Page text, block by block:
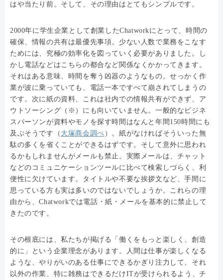
はや当たり前。そして、その理由はとてもシンプルです。
2000年に学生企業として創業したChatworkにとって、時間の
確保、情報の共有は最優先事項。少ない人数で業務をこなす
ためには、究極の効率化を図っていく必要がありました。し
かし電話などはこちらの都合など関係なくかかってきます。
それはある意味、時間を奪う凶器のようなもの。せっかく作
業が波に乗っていても、電話一本ですべて崩されてしまうの
です。次に紙の資料、これは社内での情報共有ができず、ア
ウトソーシング（※）にも向いていません。一般的なビジネ
スパーソンが資料やモノを探す時間はなんと年間150時間にも
及ぶそうです（ 大塚商会調べ ）。紙がなければそういった無
駄の多くを省くことができるはずです。そして意外に思われ
るかもしれませんがメールも禁止。実際メールは、チャット
などのコミュニケーションツールに比べて検索しづらく、利
便性に欠けています。タイトルや不要な挨拶文など、手間に
思っている方も実は多いのではないでしょうか。これらの理
由から、Chatworkでは電話・紙・メールを基本的に禁止して
きたのです。
その根底には、私たちが掲げる「働くをもっと楽しく、創造
的に」という企業理念があります。人間は仕事が楽しくなる
ような、やりがいのある仕事にできるかぎり注力して、それ
以外の作業、特に雑務はできるだけITが受けられるよう、チ